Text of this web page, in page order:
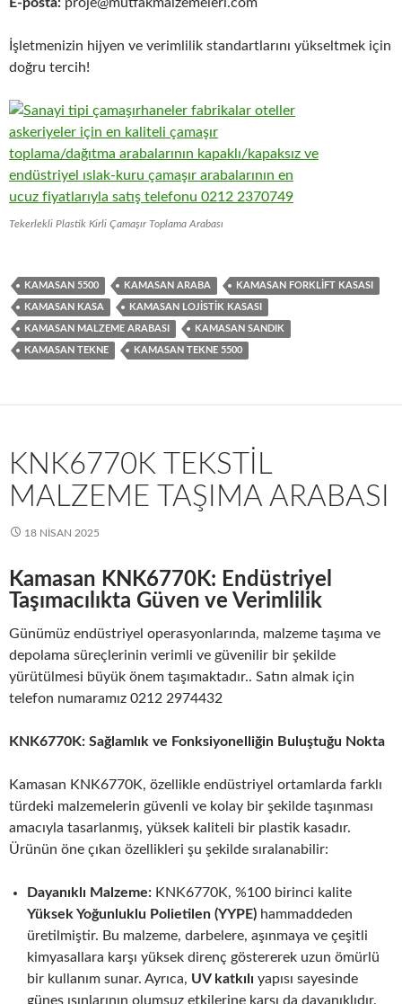
İşletmenizin hijyen ve verimlilik standartlarını yükseltmek için
doğru tercih!
Tekerlekli Plastik Kirli Çamaşır Toplama Arabası
KAMASAN 5500 KAMASAN ARABA KAMASAN FORKLIFT KASASI
KAMASAN KASA KAMASAN LOJISTIK KASASI
KAMASAN MALZEME ARABASI KAMASAN SANDIK
KAMASAN TEKNE KAMASAN TEKNE 5500
KNK6770K TEKSTIL
MALZEME TAŞIMA ARABASI
18 NISAN 2025
Kamasan KNK6770K: Endüstriyel
Taşımacılıkta Güven ve Verimlilik
Günümüz endüstriyel operasyonlarında, malzeme taşıma ve
depolama süreçlerinin verimli ve güvenilir bir şekilde
yürütülmesi büyük önem taşımaktadır.. Satın almak için
telefon numaramız 0212 2974432
KNK6770K: Sağlamlık ve Fonksiyonelliğin Buluştuğu Nokta
Kamasan KNK6770K, özellikle endüstriyel ortamlarda farklı
türdeki malzemelerin güvenli ve kolay bir şekilde taşınması
amacıyla tasarlanmış, yüksek kaliteli bir plastik kasadır.
Ürünün öne çıkan özellikleri şu şekilde sıralanabilir:
Dayanıklı Malzeme: KNK6770K, %100 birinci kalite
Yüksek Yoğunluklu Polietilen (YYPE) hammaddeden
üretilmiştir. Bu malzeme, darbelere, aşınmaya ve çeşitli
kimyasallara karşı yüksek direnç göstererek uzun ömürlü
bir kullanım sunar. Ayrıca, UV katkılı yapısı sayesinde
güneş ışınlarının olumsuz etkilerine karşı da dayanıklıdır.